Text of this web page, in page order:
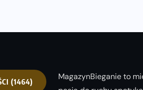
(1464)
MagazynBieganie to